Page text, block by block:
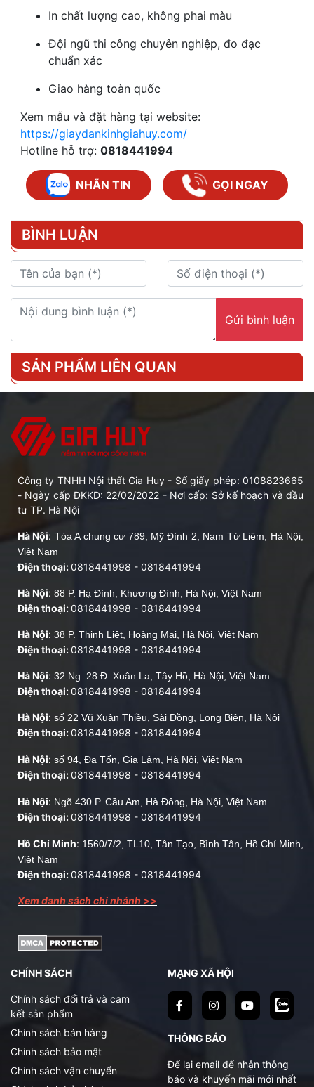
In chất lượng cao, không phai màu
Đội ngũ thi công chuyên nghiệp, đo đạc
chuẩn xác
Giao hàng toàn quốc
Xem mẫu và đặt hàng tại website:
https://giaydankinhgiahuy.com/
Hotline hỗ trợ: 0818441994
NHẮN TIN GỌI NGAY
BÌNH LUẬN
Gửi bình luận
SẢN PHẨM LIÊN QUAN
Công ty TNHH Nội thất Gia Huy - Số giấy phép: 0108823665
- Ngày cấp ĐKKD: 22/02/2022 - Nơi cấp: Sở kế hoạch và đầu
tư TP. Hà Nội
Hà Nội: Tòa A chung cư 789, Mỹ Đình 2, Nam Từ Liêm, Hà Nội,
Việt Nam
Điện thoại:0818441998 - 0818441994
Hà Nội: 88 P. Hạ Đình, Khương Đình, Hà Nội, Việt Nam
Điện thoại:0818441998 - 0818441994
Hà Nội: 38 P. Thịnh Liệt, Hoàng Mai, Hà Nội, Việt Nam
Điện thoại:0818441998 - 0818441994
Hà Nội: 32 Ng. 28 Đ. Xuân La, Tây Hồ, Hà Nội, Việt Nam
Điện thoại:0818441998 - 0818441994
Hà Nội: số 22 Vũ Xuân Thiều, Sài Đồng, Long Biên, Hà Nội
Điện thoại:0818441998 - 0818441994
Hà Nội: số 94, Đa Tốn, Gia Lâm, Hà Nội, Việt Nam
Điện thoại:0818441998 - 0818441994
Hà Nội: Ngõ 430 P. Cầu Am, Hà Đông, Hà Nội, Việt Nam
Điện thoại:0818441998 - 0818441994
Hồ Chí Minh: 1560/7/2, TL10, Tân Tạo, Bình Tân, Hồ Chí Minh,
Việt Nam
Điện thoại:0818441998 - 0818441994
Xem danh sách chi nhánh >>
CHÍNH SÁCH
Chính sách đổi trả và cam
kết sản phẩm
Chính sách bán hàng
Chính sách bảo mật
Chính sách vận chuyển
MẠNG XÃ HỘI
THÔNG BÁO
Để lại email để nhận thông
báo và khuyến mãi mới nhất